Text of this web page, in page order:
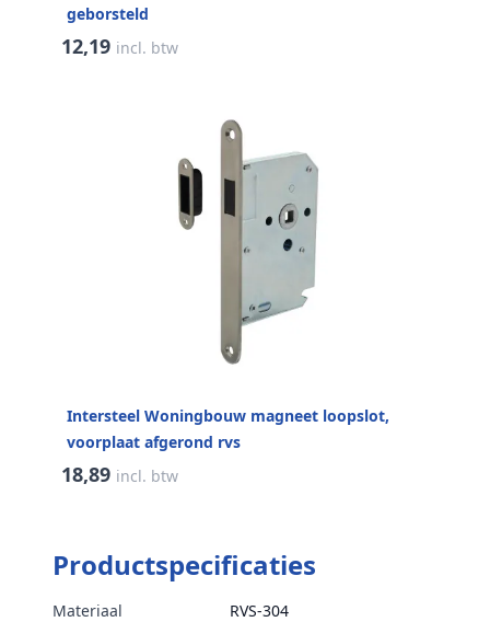
geborsteld
12,19 incl. btw
Intersteel Woningbouw magneet loopslot,
voorplaat afgerond rvs
18,89 incl. btw
Productspecificaties
Materiaal
RVS-304